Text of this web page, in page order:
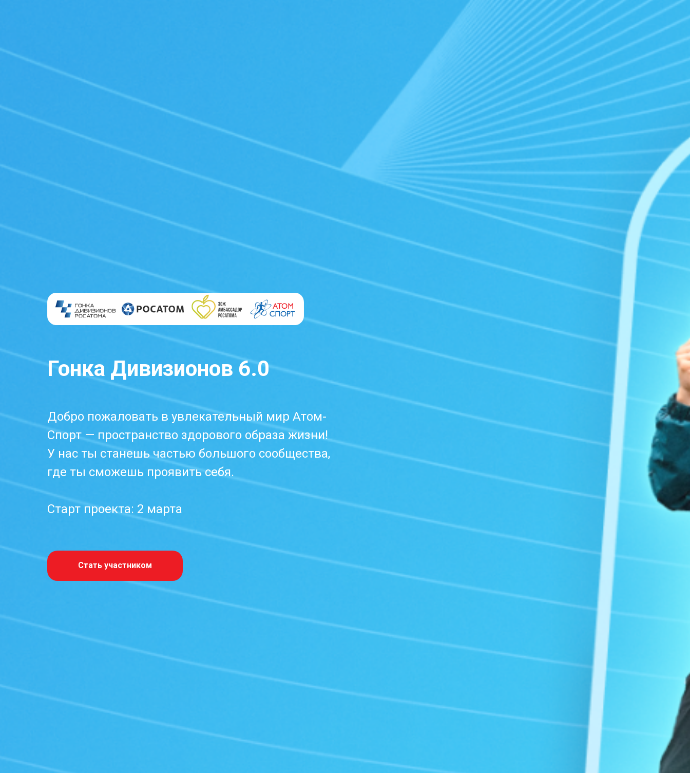
Гонка Дивизионов 6.0
Добро пожаловать в увлекательный мир Атом-
Спорт — пространство здорового образа жизни!
У нас ты станешь частью большого сообщества,
где ты сможешь проявить себя.
Старт проекта: 2 марта
Стать участником